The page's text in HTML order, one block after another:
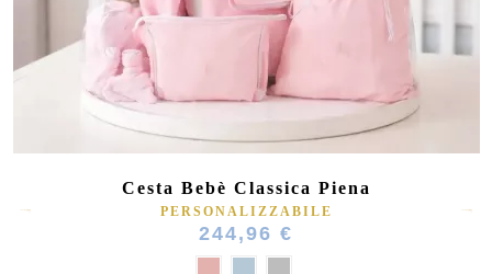
(64 ratings)
Cesta Bebè Classica Piena
PERSONALIZZABILE
244,96 €